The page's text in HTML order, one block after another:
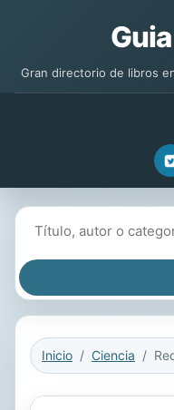
Gran directorio de libros
Inicio Ciencia